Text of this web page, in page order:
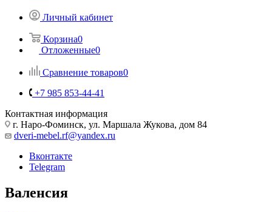
Личный кабинет
Корзина0
Отложенные0
Сравнение товаров0
+7 985 853-44-41
Контактная информация
г. Наро-Фоминск, ул. Маршала Жукова, дом 84
dveri-mebel.rf@yandex.ru
Вконтакте
Telegram
Валенсия